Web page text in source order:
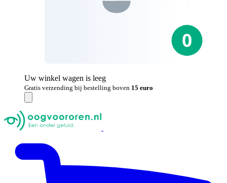
Uw winkel wagen is leeg
Gratis verzending bij bestelling boven 15 euro